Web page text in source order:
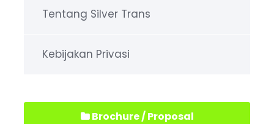
Tentang Silver Trans
Kebijakan Privasi
Brochure / Proposal